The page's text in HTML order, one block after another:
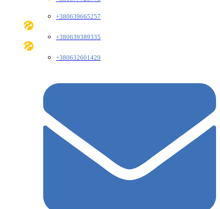
+380639665257
+380639389335
+380632601429